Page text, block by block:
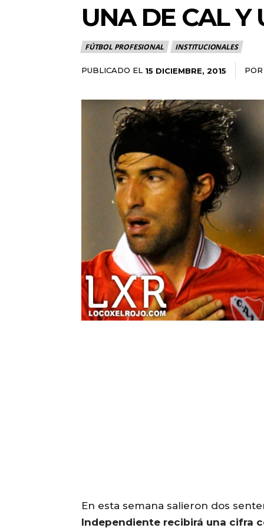
UNA DE CAL Y
FÚTBOL PROFESIONAL INSTITUCIONALES
PUBLICADO EL 15 DICIEMBRE, 2015 POR
En esta semana salieron dos
Independiente recibirá una cifra